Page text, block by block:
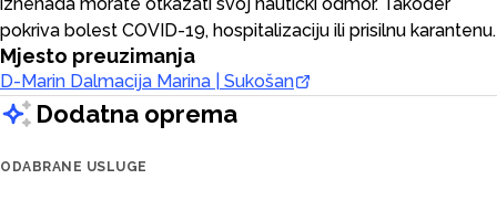
pokriva bolest COVID-19, hospitalizaciju ili prisilnu karantenu.
Mjesto preuzimanja
D-Marin Dalmacija Marina | Sukošan
Dodatna oprema
ODABRANE USLUGE